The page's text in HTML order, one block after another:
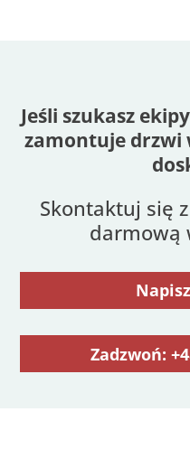
Jeśli szukasz
zamontuje drzwi
Skontaktuj się
darmową
Zadzwoń: